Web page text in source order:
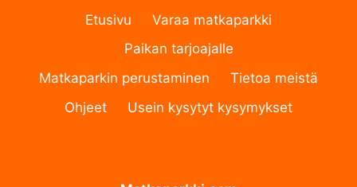
Etusivu
Varaa matkaparkki
Paikan tarjoajalle
Matkaparkin perustaminen
Tietoa meistä
Ohjeet
Usein kysytyt kysymykset